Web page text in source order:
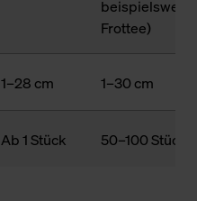
Frottee)
1–28 cm 1–30 cm
Ab 1 Stück 50–100 Stück